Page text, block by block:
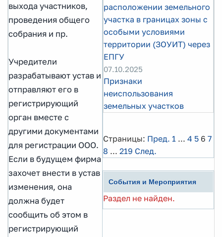
выхода участников,
проведения общего
собрания и пр.
Учредители
разрабатывают устав и
отправляют его в
регистрирующий
орган вместе с
другими документами
для регистрации ООО.
Если в будущем фирма
захочет внести в устав
изменения, она
должна будет
сообщить об этом в
регистрирующий
расположении земельного
участка в границах зоны с
особыми условиями
территории (ЗОУИТ) через
ЕПГУ
07.10.2025
Признаки
неиспользования
земельных участков
Страницы: Пред. 1 ... 4 5 6 7
8 ... 219 След.
События и Мероприятия
Раздел не найден.